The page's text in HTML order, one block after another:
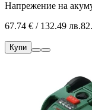
Напрежение на
67.74 € / 132.49 лв.
Купи